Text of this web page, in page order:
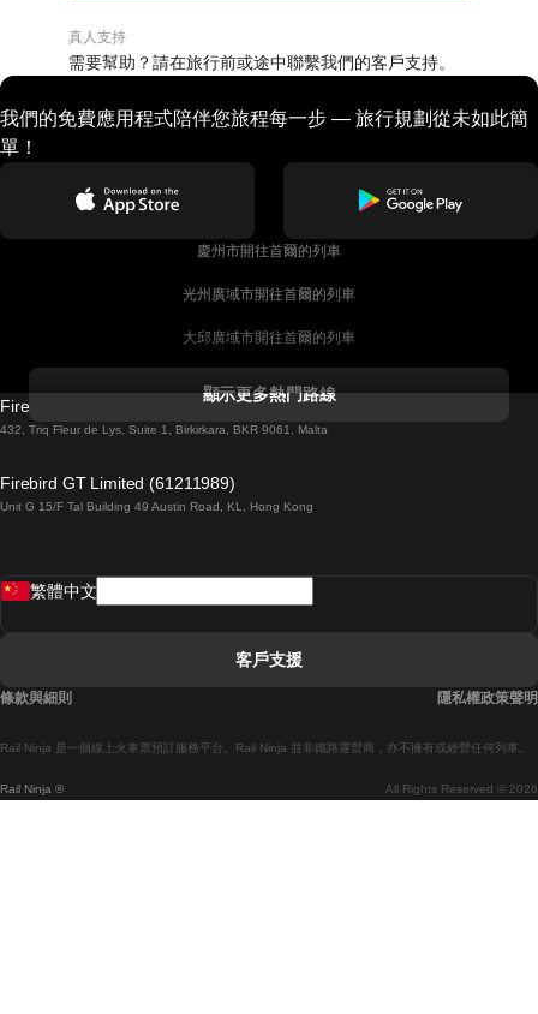
真人支持
需要幫助？請在旅行前或途中聯繫我們的客戶支持。
我們的免費應用程式陪伴您旅程每一步 — 旅行規劃從未如此簡
單！
慶州市開往首爾的列車
光州廣域市開往首爾的列車
大邱廣域市開往首爾的列車
都柏林開往戈尔韦的列車
羅馬開往拿坡里的列車
顯示更多熱門路線
Firebird GT Limited (OC 1451)
432, Triq Fleur de Lys, Suite 1, Birkirkara, BKR 9061, Malta
Firebird GT Limited (61211989)
Unit G 15/F Tal Building 49 Austin Road, KL, Hong Kong
Rail Ninja ® All Rights Reserved © 2026
Rail Ninja 是一個線上火車票預訂服務平台。Rail Ninja 並非鐵路運營商，亦不擁有或經營任何列車。
繁體中文
客戶支援
條款與細則 隱私權政策聲明